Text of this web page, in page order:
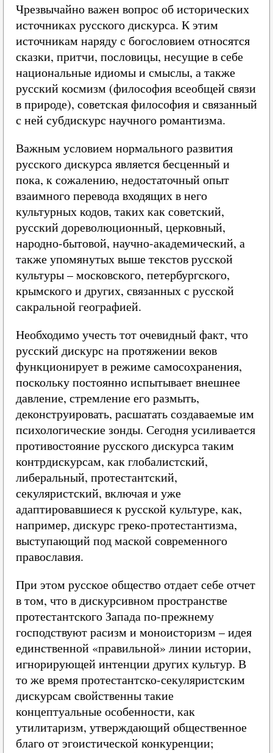
Чрезвычайно важен вопрос об исторических
источниках русского дискурса. К этим
источникам наряду с богословием относятся
сказки, притчи, пословицы, несущие в себе
национальные идиомы и смыслы, а также
русский космизм (философия всеобщей связи
в природе), советская философия и связанный
с ней субдискурс научного романтизма.
Важным условием нормального развития
русского дискурса является бесценный и
пока, к сожалению, недостаточный опыт
взаимного перевода входящих в него
культурных кодов, таких как советский,
русский дореволюционный, церковный,
народно-бытовой, научно-академический, а
также упомянутых выше текстов русской
культуры – московского, петербургского,
крымского и других, связанных с русской
сакральной географией.
Необходимо учесть тот очевидный факт, что
русский дискурс на протяжении веков
функционирует в режиме самосохранения,
поскольку постоянно испытывает внешнее
давление, стремление его размыть,
деконструировать, расшатать создаваемые им
психологические зонды. Сегодня усиливается
противостояние русского дискурса таким
контрдискурсам, как глобалистский,
либеральный, протестантский,
секуляристский, включая и уже
адаптировавшиеся к русской культуре, как,
например, дискурс греко-протестантизма,
выступающий под маской современного
православия.
При этом русское общество отдает себе отчет
в том, что в дискурсивном пространстве
протестантского Запада по-прежнему
господствуют расизм и моноисторизм – идея
единственной «правильной» линии истории,
игнорирующей интенции других культур. В
то же время протестантско-секуляристским
дискурсам свойственны такие
концептуальные особенности, как
утилитаризм, утверждающий общественное
благо от эгоистической конкуренции;